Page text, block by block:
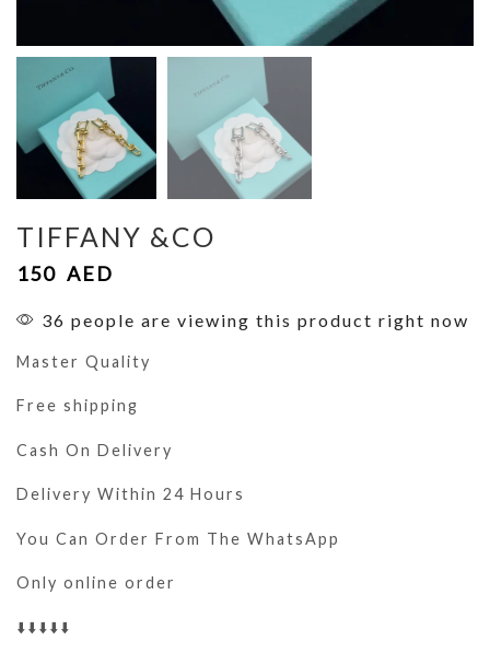
TIFFANY &CO
150 AED
36 people are viewing this product right now
Master Quality
Free shipping
Cash On Delivery
Delivery Within 24 Hours
You Can Order From The WhatsApp
Only online order
⬇️⬇️⬇️⬇️⬇️